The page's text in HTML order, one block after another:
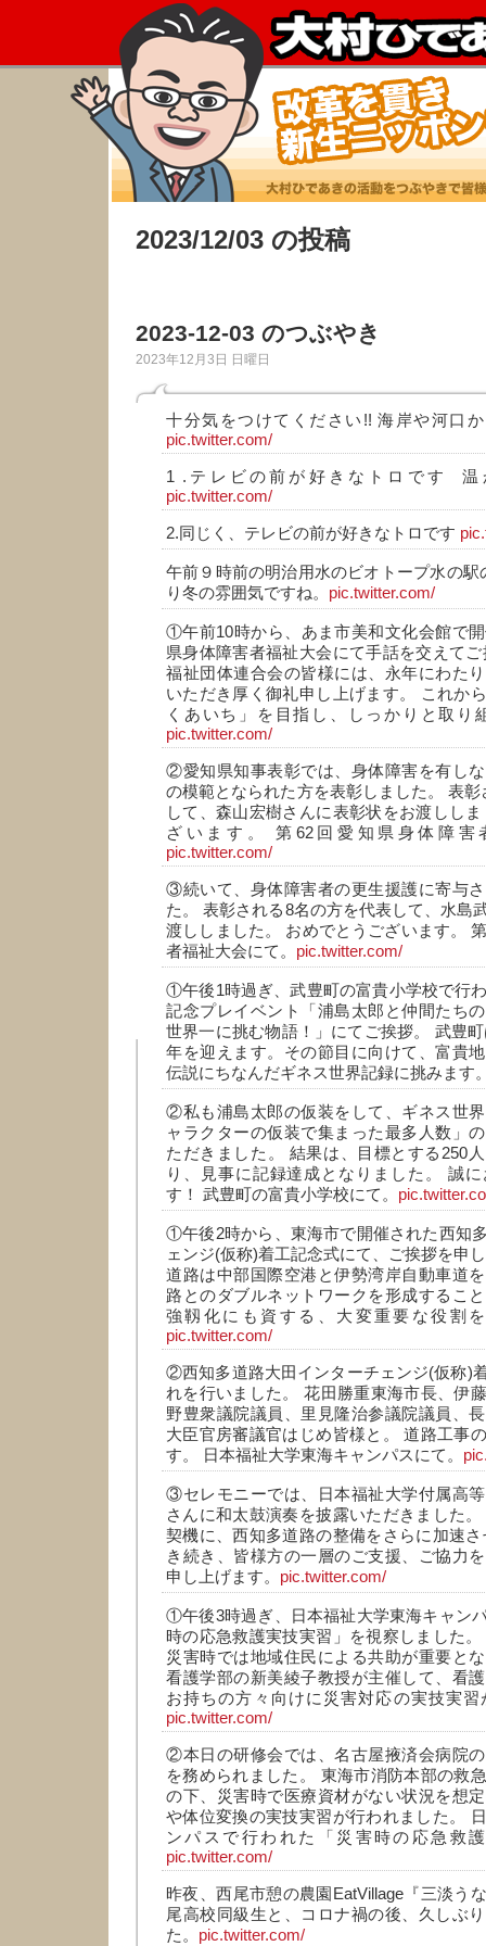
2023/12/03 の投稿
2023-12-03 のつぶやき
2023年12月3日 日曜日
十分気をつけてください!! 海岸や河口
pic.twitter.com/
1 .テレビの前が好きなトロです 温
pic.twitter.com/
2.同じく、テレビの前が好きなトロです
午前９時前の明治用水のビオトープ水の
り冬の雰囲気ですね。 pic.twitter.com/
①午前10時から、あま市美和文化会館で
県身体障害者福祉大会にて手話を交えて
福祉団体連合会の皆様には、永年にわた
いただき厚く御礼申し上げます。 これか
くあいち」を目指し、しっかりと取り
pic.twitter.com/
②愛知県知事表彰では、身体障害を有し
の模範となられた方を表彰しました。 表
して、森山宏樹さんに表彰状をお渡しし
ざいます。 第62回愛知県身体障害
pic.twitter.com/
③続いて、身体障害者の更生援護に寄与
た。 表彰される8名の方を代表して、水島
渡ししました。 おめでとうございます。
者福祉大会にて。 pic.twitter.com/
①午後1時過ぎ、武豊町の富貴小学校で行
記念プレイベント「浦島太郎と仲間たち
世界一に挑む物語！」にてご挨拶。 武豊
年を迎えます。その節目に向けて、富貴
伝説にちなんだギネス世界記録に挑みます
②私も浦島太郎の仮装をして、ギネス世
ャラクターの仮装で集まった最多人数」
ただきました。 結果は、目標とする250
り、見事に記録達成となりました。 誠
す！ 武豊町の富貴小学校にて。
①午後2時から、東海市で開催された西知
ェンジ(仮称)着工記念式にて、ご挨拶を申
道路は中部国際空港と伊勢湾岸自動車道
路とのダブルネットワークを形成するこ
強靱化にも資する、大変重要な役割
pic.twitter.com/
②西知多道路大田インターチェンジ(仮称)
れを行いました。 花田勝重東海市長、伊
野豊衆議院議員、里見隆治参議院議員、
大臣官房審議官はじめ皆様と。 道路工事
す。 日本福祉大学東海キャンパスにて。
③セレモニーでは、日本福祉大学付属高
さんに和太鼓演奏を披露いただきました
契機に、西知多道路の整備をさらに加速
き続き、皆様方の一層のご支援、ご協力
申し上げます。 pic.twitter.com/
①午後3時過ぎ、日本福祉大学東海キャン
時の応急救護実技実習」を視察しました
災害時では地域住民による共助が重要と
看護学部の新美綾子教授が主催して、看
お持ちの方々向けに災害対応の実技実
pic.twitter.com/
②本日の研修会では、名古屋掖済会病院
を務められました。 東海市消防本部の救
の下、災害時で医療資材がない状況を想
や体位変換の実技実習が行われました。
ンパスで行われた「災害時の応急救
pic.twitter.com/
昨夜、西尾市憩の農園EatVillage『三淡う
尾高校同級生と、コロナ禍の後、久しぶ
た。 pic.twitter.com/